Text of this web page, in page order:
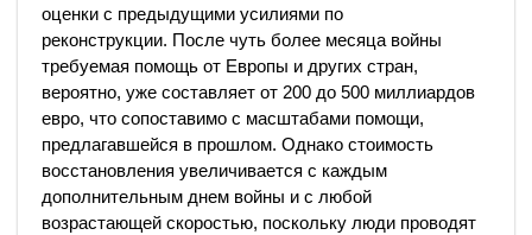
оценки с предыдущими усилиями по
реконструкции. После чуть более месяца войны
требуемая помощь от Европы и других стран,
вероятно, уже составляет от 200 до 500 миллиардов
евро, что сопоставимо с масштабами помощи,
предлагавшейся в прошлом. Однако стоимость
восстановления увеличивается с каждым
дополнительным днем ​​войны и с любой
возрастающей скоростью, поскольку люди проводят